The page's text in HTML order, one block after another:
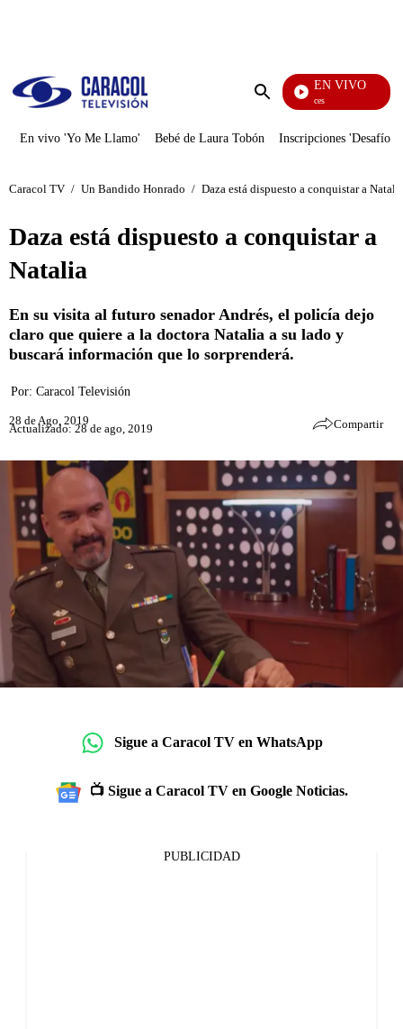
Enviar
EN VIVO
Sábados Felices
En vivo 'Yo Me Llamo' Bebé de Laura Tobón Inscripciones 'Desafío'
Caracol TV / Un Bandido Honrado / Daza está dispuesto a conquistar a
Daza está dispuesto a conquistar a
Natalia
En su visita al futuro senador Andrés, el policía dejo
claro que quiere a la doctora Natalia a su lado y
buscará información que lo sorprenderá.
Por: Caracol Televisión
28 de Ago, 2019
Actualizado: 28 de ago, 2019 Compartir
Sigue a Caracol TV en WhatsApp
📺 Sigue a Caracol TV en Google Noticias.
PUBLICIDAD